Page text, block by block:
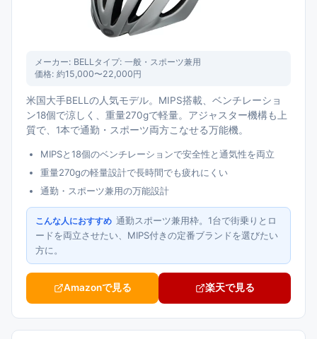
メーカー: BELLタイプ: 一般・スポーツ兼用
価格: 約15,000〜22,000円
米国大手BELLの人気モデル。MIPS搭載、ベンチレーショ
ン18個で涼しく、重量270gで軽量。アジャスター機構も上
質で、1本で通勤・スポーツ両方こなせる万能機。
MIPSと18個のベンチレーションで安全性と通気性を両立
重量270gの軽量設計で長時間でも疲れにくい
通勤・スポーツ兼用の万能設計
こんな人におすすめ 通勤スポーツ兼用枠。1台で街乗りとロ
ードを両立させたい、MIPS付きの定番ブランドを選びたい
方に。
Amazonで見る 楽天で見る